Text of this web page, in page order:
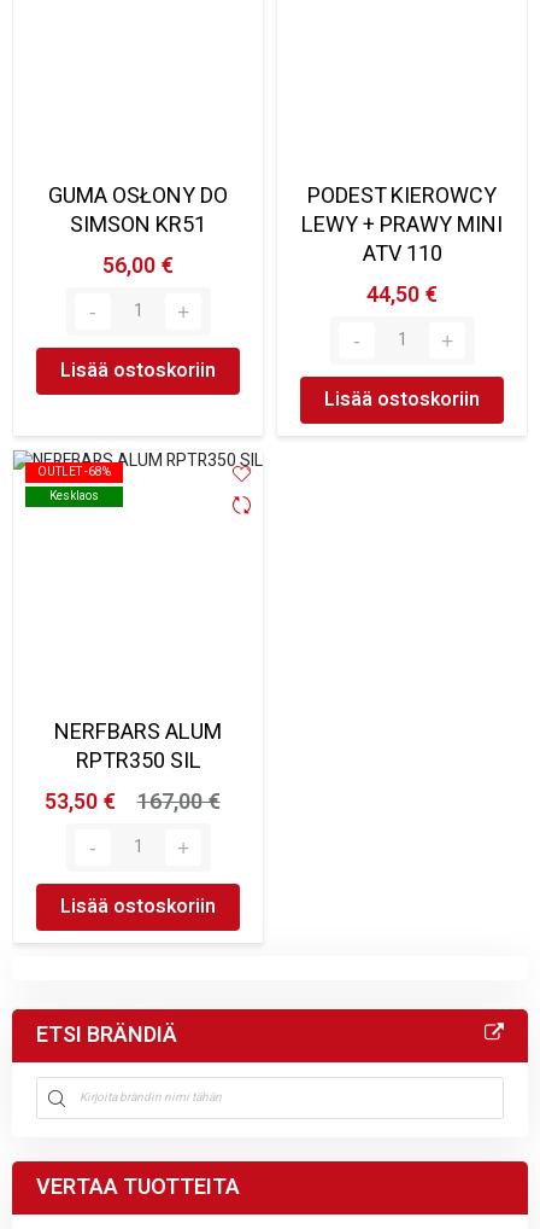
GUMA OSŁONY DO
SIMSON KR51
56,00 €
Lisää ostoskoriin
PODEST KIEROWCY
LEWY + PRAWY MINI
ATV 110
44,50 €
Lisää ostoskoriin
OUTLET -68%
Kesklaos
OUTLET -68%
Kesklaos
NERFBARS ALUM
RPTR350 SIL
53,50 €
167,00 €
Lisää ostoskoriin
ETSI BRÄNDIÄ
VERTAA TUOTTEITA